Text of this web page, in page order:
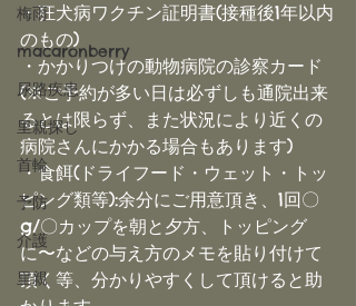
梅雨
macaronberry
尿路疾患
里親探し
首輪
予防
介護
里親
・狂犬病ワクチン証明書(接種後1年以内
のもの)
・かかりつけの動物病院の診察カード
(※ご予約が多い日は必ずしも通院出来
るとは限らず、また状況により近くの
病院さんにかかる場合もあります)
・食餌(ドライフード・ウェット・トッ
ピング類等):余分にご用意頂き、1回〇
g/〇カップを朝と夕方、トッピング
に〜などの与え方のメモを貼り付けて
頂く等、分かりやすくして頂けると助